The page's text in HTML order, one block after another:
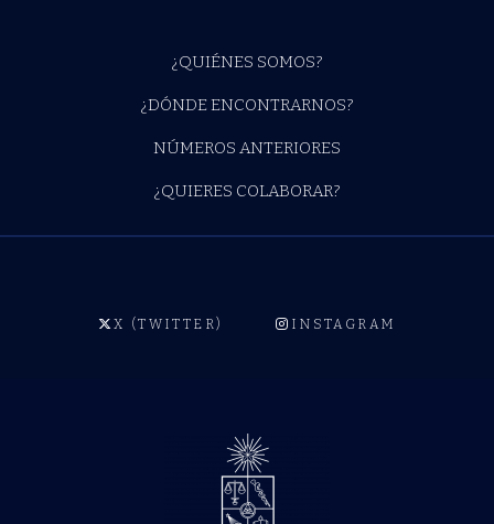
¿QUIÉNES SOMOS?
¿DÓNDE ENCONTRARNOS?
NÚMEROS ANTERIORES
¿QUIERES COLABORAR?
X (TWITTER) INSTAGRAM